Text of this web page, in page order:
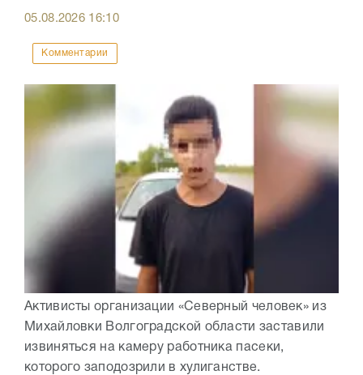
05.08.2026 16:10
Комментарии
Активисты организации «Северный человек» из
Михайловки Волгоградской области заставили
извиняться на камеру работника пасеки,
которого заподозрили в хулиганстве.